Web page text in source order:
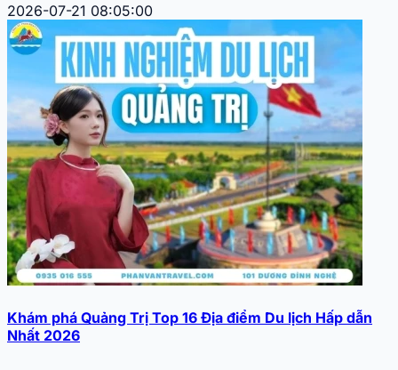
2026-07-21 08:05:00
Khám phá Quảng Trị Top 16 Địa điểm Du lịch Hấp dẫn
Nhất 2026